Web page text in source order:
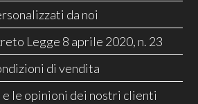
da noi
Legge 8 aprile 2020, n. 23
di vendita
e le opinioni dei nostri clienti